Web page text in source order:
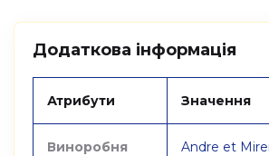
Додаткова інформація
Атрибути Значення
Виноробня Andre et